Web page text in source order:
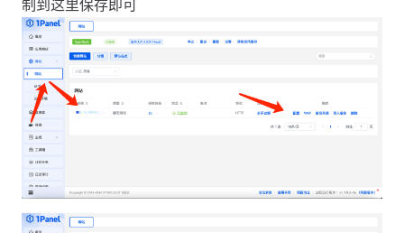
制到这里保存即可